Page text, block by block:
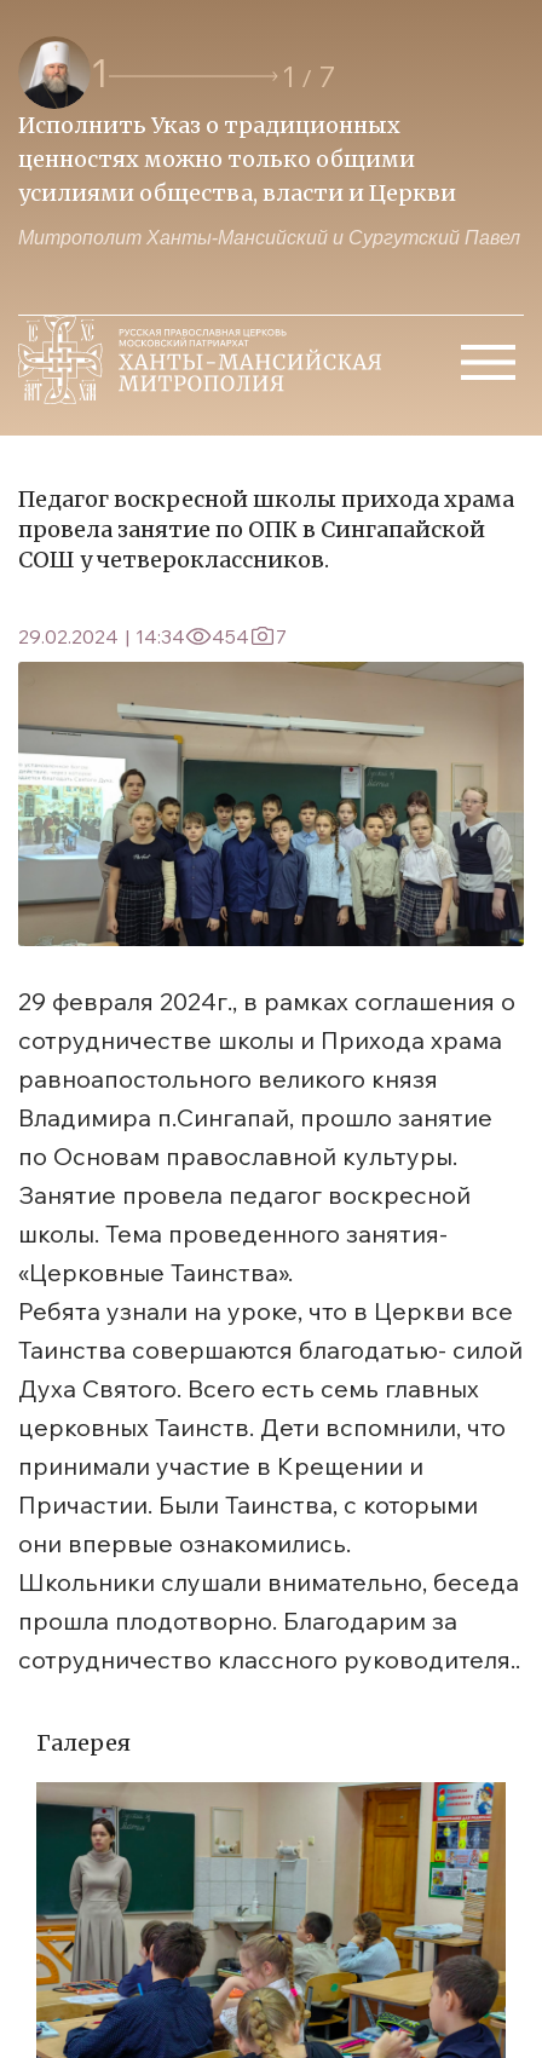
1 1 / 7
Исполнить Указ о традиционных
ценностях можно только общими
усилиями общества, власти и Церкви
Митрополит Ханты-Мансийский и Сургутский Павел
Педагог воскресной школы прихода храма
провела занятие по ОПК в Сингапайской
СОШ у четвероклассников.
29.02.2024 | 14:34 454 7
29 февраля 2024г., в рамках соглашения о
сотрудничестве школы и Прихода храма
равноапостольного великого князя
Владимира п.Сингапай, прошло занятие
по Основам православной культуры.
Занятие провела педагог воскресной
школы. Тема проведенного занятия-
«Церковные Таинства».
Ребята узнали на уроке, что в Церкви все
Таинства совершаются благодатью- силой
Духа Святого. Всего есть семь главных
церковных Таинств. Дети вспомнили, что
принимали участие в Крещении и
Причастии. Были Таинства, с которыми
они впервые ознакомились.
Школьники слушали внимательно, беседа
прошла плодотворно. Благодарим за
сотрудничество классного руководителя..
Галерея